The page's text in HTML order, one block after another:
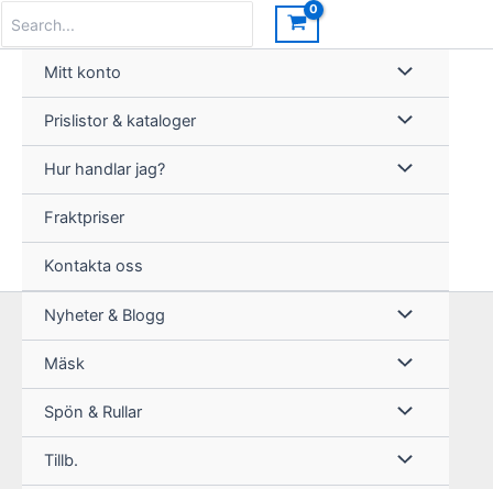
innehåll
for:
Mitt konto
Prislistor & kataloger
Hur handlar jag?
Fraktpriser
Kontakta oss
Nyheter & Blogg
Mäsk
Spön & Rullar
Tillb.